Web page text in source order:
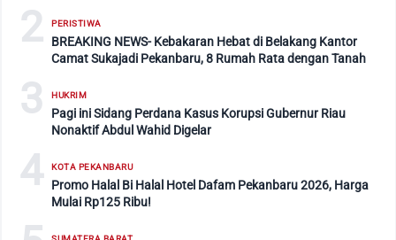
2 PERISTIWA
BREAKING NEWS- Kebakaran Hebat di Belakang Kantor
Camat Sukajadi Pekanbaru, 8 Rumah Rata dengan Tanah
3 HUKRIM
Pagi ini Sidang Perdana Kasus Korupsi Gubernur Riau
Nonaktif Abdul Wahid Digelar
4 KOTA PEKANBARU
Promo Halal Bi Halal Hotel Dafam Pekanbaru 2026, Harga
Mulai Rp125 Ribu!